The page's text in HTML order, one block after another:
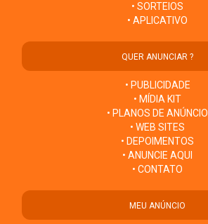
• SORTEIOS
• APLICATIVO
QUER ANUNCIAR ?
• PUBLICIDADE
• MÍDIA KIT
• PLANOS DE ANÚNCIO
• WEB SITES
• DEPOIMENTOS
• ANUNCIE AQUI
• CONTATO
MEU ANÚNCIO